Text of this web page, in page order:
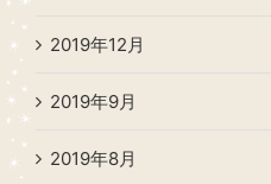
2019年12月
2019年9月
2019年8月